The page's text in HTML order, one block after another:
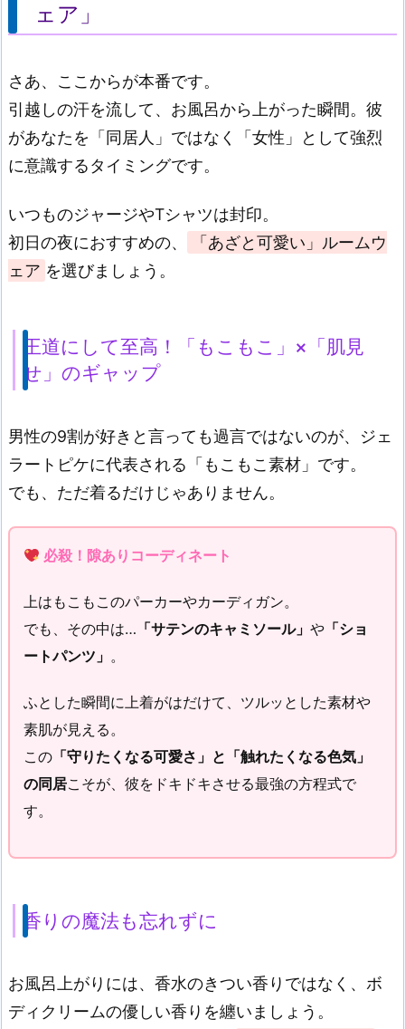
ェア」
さあ、ここからが本番です。
引越しの汗を流して、お風呂から上がった瞬間。彼
があなたを「同居人」ではなく「女性」として強烈
に意識するタイミングです。
いつものジャージやTシャツは封印。
初日の夜におすすめの、
「あざと可愛い」ルームウ
ェア を選びましょう。
王道にして至高！「もこもこ」×「肌見
せ」のギャップ
男性の9割が好きと言っても過言ではないのが、ジェ
ラートピケに代表される「もこもこ素材」です。
でも、ただ着るだけじゃありません。
必殺！隙ありコーディネート
上はもこもこのパーカーやカーディガン。
でも、その中は… 「サテンのキャミソール」 や 「ショ
ートパンツ」 。
ふとした瞬間に上着がはだけて、ツルッとした素材や
素肌が見える。
この 「守りたくなる可愛さ」と「触れたくなる色気」
の同居こそが、彼をドキドキさせる最強の方程式で
す。
香りの魔法も忘れずに
お風呂上がりには、香水のきつい香りではなく、ボ
ディクリームの優しい香りを纏いましょう。